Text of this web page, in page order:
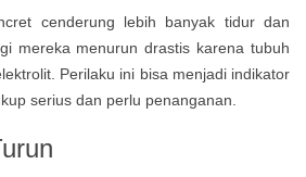
cenderung lebih banyak tidur dan
mereka menurun drastis karena tubuh
Perilaku ini bisa menjadi indikator
serius dan perlu penanganan.